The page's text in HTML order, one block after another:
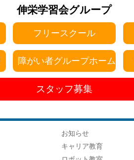
伸栄学習会グループ
フリースクール
障がい者グループホーム
スタッフ募集
お知らせ
キャリア教育